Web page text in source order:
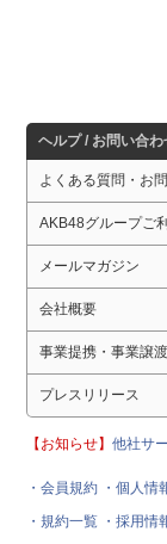
ヘルプ / お問い合わ
よくある質問・お
AKB48グループご
メールマガジン
会社概要
事業提携・事業譲
プレスリリース
【お知らせ】他社サ
・会員規約 ・個人情
・規約一覧 ・採用情